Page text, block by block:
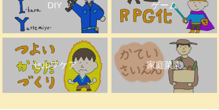
DIY ゲーム
セルフケア 家庭菜園